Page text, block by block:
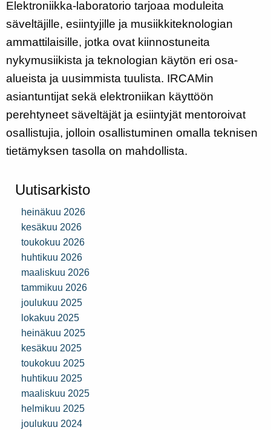
Elektroniikka-laboratorio tarjoaa moduleita
säveltäjille, esiintyjille ja musiikkiteknologian
ammattilaisille, jotka ovat kiinnostuneita
nykymusiikista ja teknologian käytön eri osa-
alueista ja uusimmista tuulista. IRCAMin
asiantuntijat sekä elektroniikan käyttöön
perehtyneet säveltäjät ja esiintyjät mentoroivat
osallistujia, jolloin osallistuminen omalla teknisen
tietämyksen tasolla on mahdollista.
Uutisarkisto
heinäkuu 2026
kesäkuu 2026
toukokuu 2026
huhtikuu 2026
maaliskuu 2026
tammikuu 2026
joulukuu 2025
lokakuu 2025
heinäkuu 2025
kesäkuu 2025
toukokuu 2025
huhtikuu 2025
maaliskuu 2025
helmikuu 2025
joulukuu 2024